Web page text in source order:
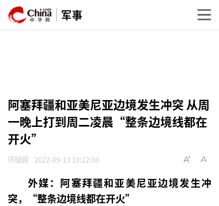
军事
阿塞拜疆和亚美尼亚边境发生冲突 从周
一晚上打到周二凌晨“整条边境线都在
开火”
环球网 2022-09-13 10:22:00
外媒：阿塞拜疆和亚美尼亚边境发生冲
突，“整条边境线都在开火”